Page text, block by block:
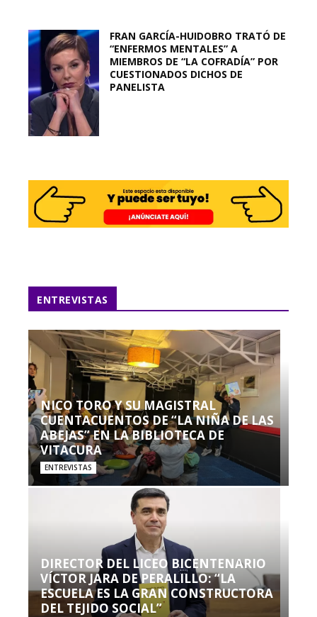
FRAN GARCÍA-HUIDOBRO TRATÓ DE
“ENFERMOS MENTALES” A
MIEMBROS DE “LA COFRADÍA” POR
CUESTIONADOS DICHOS DE
PANELISTA
ENTREVISTAS
NICO TORO Y SU MAGISTRAL
CUENTACUENTOS DE “LA NIÑA DE LAS
ABEJAS” EN LA BIBLIOTECA DE
VITACURA
ENTREVISTAS
DIRECTOR DEL LICEO BICENTENARIO
VÍCTOR JARA DE PERALILLO: “LA
ESCUELA ES LA GRAN CONSTRUCTORA
DEL TEJIDO SOCIAL”